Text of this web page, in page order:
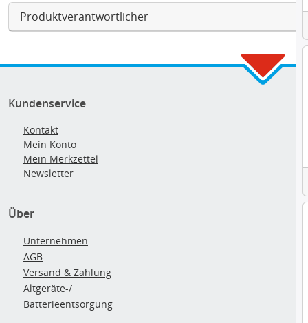
Produktverantwortlicher
Kundenservice
Kontakt
Mein Konto
Mein Merkzettel
Newsletter
Über
Unternehmen
AGB
Versand & Zahlung
Altgeräte-/
Batterieentsorgung